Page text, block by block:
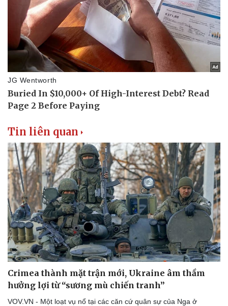
Sức khỏe
Dinh dưỡng - món ngon
Cây thuốc
Sản phụ khoa
Nhi khoa
Nam khoa
Làm đẹp - giảm cân
Phòng mạch online
Ăn sạch sống khỏe
Đời sống
Nhà đẹp
Blog
Tình yêu - Gia đình
Tin liên quan
Crimea thành mặt trận mới, Ukraine âm thầm
hưởng lợi từ “sương mù chiến tranh”
VOV.VN - Một loạt vụ nổ tại các căn cứ quân sự của Nga ở